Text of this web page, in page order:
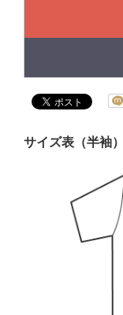
サイズ表（半袖）